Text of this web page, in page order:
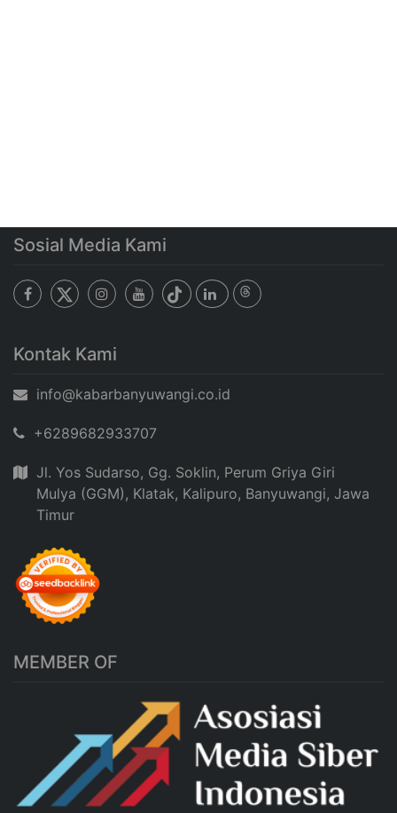
Sosial Media Kami
Kontak Kami
info@kabarbanyuwangi.co.id
+6289682933707
Jl. Yos Sudarso, Gg. Soklin, Perum Griya Giri
Mulya (GGM), Klatak, Kalipuro, Banyuwangi, Jawa
Timur
MEMBER OF